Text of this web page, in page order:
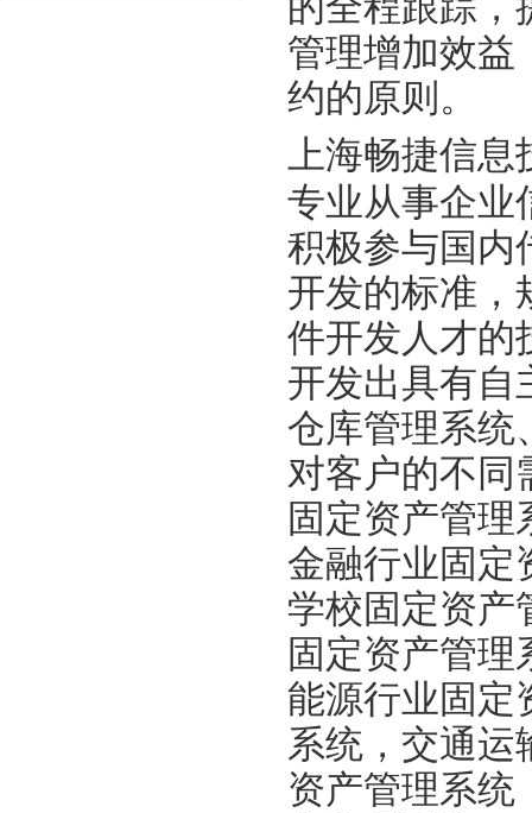
管理增加效益
约的原则。
上海畅捷信息
专业从事企业
积极参与国内
开发的标准，
件开发人才的
开发出具有自
仓库管理系统
对客户的不同
固定资产管
金融行业固定
学校固定资产
固定资产管
能源行业固定
系统，交通运
资产管理系统